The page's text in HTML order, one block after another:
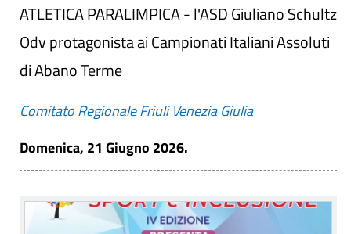
ATLETICA PARALIMPICA - l'ASD Giuliano Schultz
Odv protagonista ai Campionati Italiani Assoluti
di Abano Terme
Comitato Regionale Friuli Venezia Giulia
Domenica, 21 Giugno 2026.